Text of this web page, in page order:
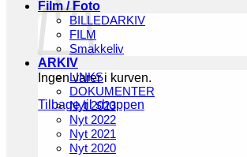
Ingen varer i kurven.
Tilbage til shoppen
Film / Foto
BILLEDARKIV
FILM
Smakkeliv
ARKIV
LINKS
DOKUMENTER
Nyt 2023
Nyt 2022
Nyt 2021
Nyt 2020